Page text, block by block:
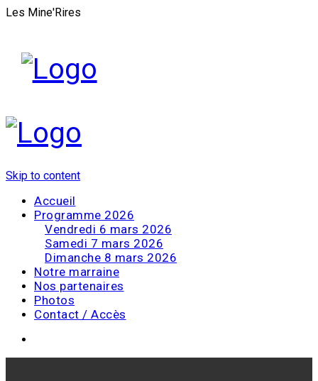
Les Mine'Rires
Skip to content
Accueil
Programme 2026
Vendredi 6 mars 2026
Samedi 7 mars 2026
Dimanche 8 mars 2026
Notre marraine
Nos partenaires
Photos
Contact / Accès